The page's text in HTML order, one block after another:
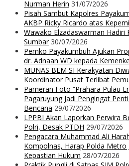
Nurman Herin 31/07/2026
Pisah Sambut Kapolres
AKBP Ricky Ricardo atas
Wawako Elzadaswarman Hadiri
Sumbar 30/07/2026
Pemko Payakumbuh Ajukan
dr. Adnaan WD kepada
MUNAS BEM SI Kerakyatan
Koordinator Pusat Terlibat
Pameran Foto “Prahara Pulau
Pagaruyung Jadi Pengingat
Bencana 29/07/2026
LPPBI Akan Laporkan Perwira
Polri, Desak PTDH 29/07/2026
Pengacara Muhammad Ali
Kompolnas, Harap Polda Metro
Kepastian Hukum 28/07/2026